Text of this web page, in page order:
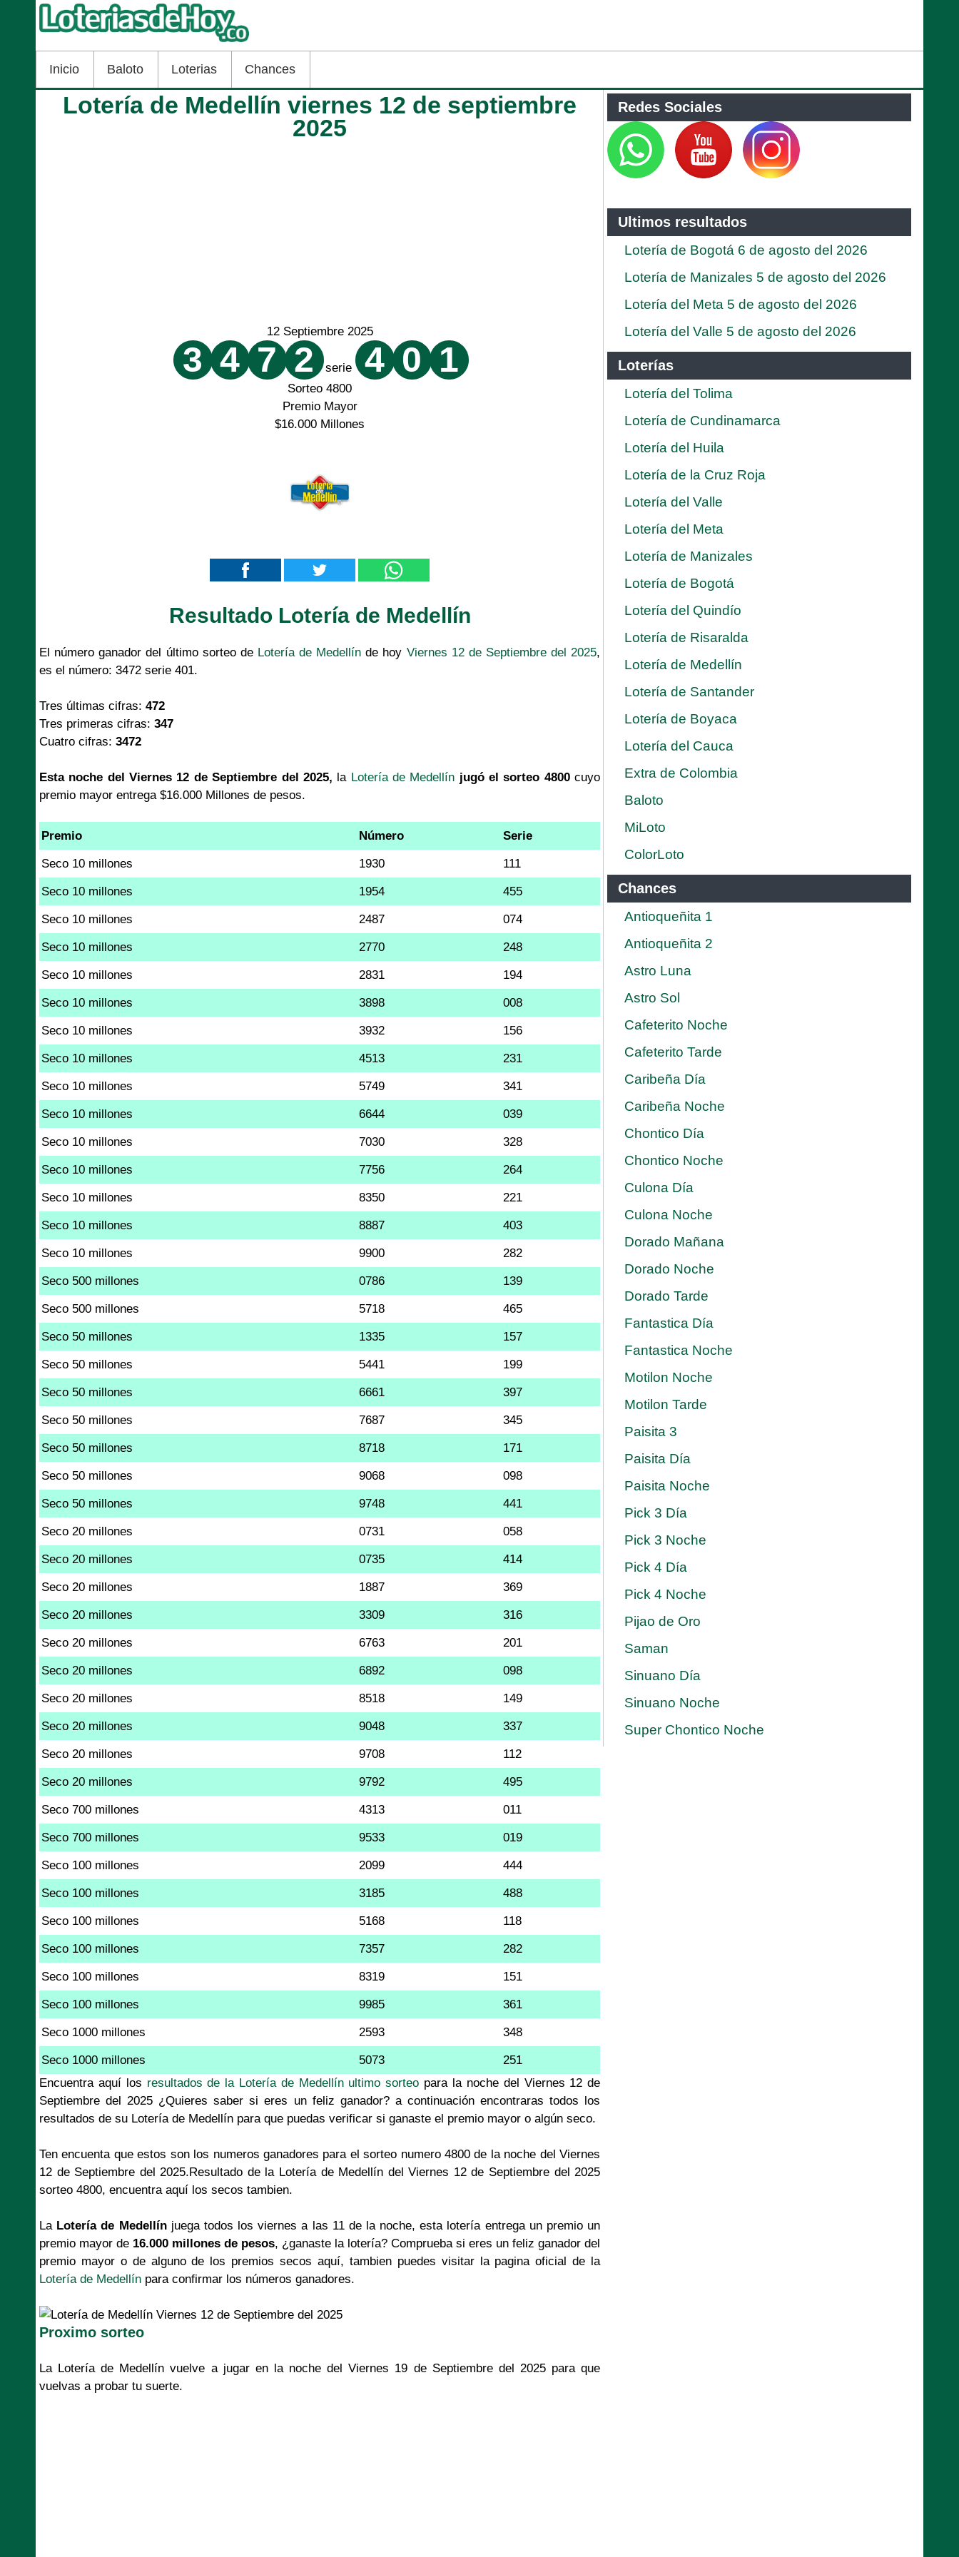
Inicio Baloto Loterias Chances
Lotería de Medellín viernes 12 de septiembre
2025
12 Septiembre 2025
3 4 7 2 serie 4 0 1
Sorteo 4800
Premio Mayor
$16.000 Millones
Resultado Lotería de Medellín
El número ganador del último sorteo de Lotería de Medellín de hoy Viernes 12 de Septiembre del 2025,
es el número: 3472 serie 401.
Tres últimas cifras: 472
Tres primeras cifras: 347
Cuatro cifras: 3472
Esta noche del Viernes 12 de Septiembre del 2025, la Lotería de Medellín jugó el sorteo 4800cuyo
premio mayor entrega $16.000 Millones de pesos.
Premio Número Serie
Seco 10 millones 1930 111
Seco 10 millones 1954 455
Seco 10 millones 2487 074
Seco 10 millones 2770 248
Seco 10 millones 2831 194
Seco 10 millones 3898 008
Seco 10 millones 3932 156
Seco 10 millones 4513 231
Seco 10 millones 5749 341
Seco 10 millones 6644 039
Seco 10 millones 7030 328
Seco 10 millones 7756 264
Seco 10 millones 8350 221
Seco 10 millones 8887 403
Seco 10 millones 9900 282
Seco 500 millones 0786 139
Seco 500 millones 5718 465
Seco 50 millones 1335 157
Seco 50 millones 5441 199
Seco 50 millones 6661 397
Seco 50 millones 7687 345
Seco 50 millones 8718 171
Seco 50 millones 9068 098
Seco 50 millones 9748 441
Seco 20 millones 0731 058
Seco 20 millones 0735 414
Seco 20 millones 1887 369
Seco 20 millones 3309 316
Seco 20 millones 6763 201
Seco 20 millones 6892 098
Seco 20 millones 8518 149
Seco 20 millones 9048 337
Seco 20 millones 9708 112
Seco 20 millones 9792 495
Seco 700 millones 4313 011
Seco 700 millones 9533 019
Seco 100 millones 2099 444
Seco 100 millones 3185 488
Seco 100 millones 5168 118
Seco 100 millones 7357 282
Seco 100 millones 8319 151
Seco 100 millones 9985 361
Seco 1000 millones 2593 348
Seco 1000 millones 5073
251
Encuentra aquí los resultados de la Lotería de Medellín ultimo sorteo para la noche del Viernes 12 de
Septiembre del 2025 ¿Quieres saber si eres un feliz ganador? a continuación encontraras todos los
resultados de su Lotería de Medellín para que puedas verificar si ganaste el premio mayor o algún seco.
Ten encuenta que estos son los numeros ganadores para el sorteo numero 4800 de la noche del Viernes
12 de Septiembre del 2025.Resultado de la Lotería de Medellín del Viernes 12 de Septiembre del 2025
sorteo 4800, encuentra aquí los secos tambien.
La Lotería de Medellín juega todos los viernes a las 11 de la noche, esta lotería entrega un premio un
premio mayor de 16.000 millones de pesos, ¿ganaste la lotería? Comprueba si eres un feliz ganador del
premio mayor o de alguno de los premios secos aquí, tambien puedes visitar la pagina oficial de la
Lotería de Medellín para confirmar los números ganadores.
Proximo sorteo
La Lotería de Medellín vuelve a jugar en la noche del Viernes 19 de Septiembre del 2025 para que
vuelvas a probar tu suerte.
Redes Sociales
Ultimos resultados
Lotería de Bogotá 6 de agosto del 2026
Lotería de Manizales 5 de agosto del 2026
Lotería del Meta 5 de agosto del 2026
Lotería del Valle 5 de agosto del 2026
Loterías
Lotería del Tolima
Lotería de Cundinamarca
Lotería del Huila
Lotería de la Cruz Roja
Lotería del Valle
Lotería del Meta
Lotería de Manizales
Lotería de Bogotá
Lotería del Quindío
Lotería de Risaralda
Lotería de Medellín
Lotería de Santander
Lotería de Boyaca
Lotería del Cauca
Extra de Colombia
Baloto
MiLoto
ColorLoto
Chances
Antioqueñita 1
Antioqueñita 2
Astro Luna
Astro Sol
Cafeterito Noche
Cafeterito Tarde
Caribeña Día
Caribeña Noche
Chontico Día
Chontico Noche
Culona Día
Culona Noche
Dorado Mañana
Dorado Noche
Dorado Tarde
Fantastica Día
Fantastica Noche
Motilon Noche
Motilon Tarde
Paisita 3
Paisita Día
Paisita Noche
Pick 3 Día
Pick 3 Noche
Pick 4 Día
Pick 4 Noche
Pijao de Oro
Saman
Sinuano Día
Sinuano Noche
Super Chontico Noche